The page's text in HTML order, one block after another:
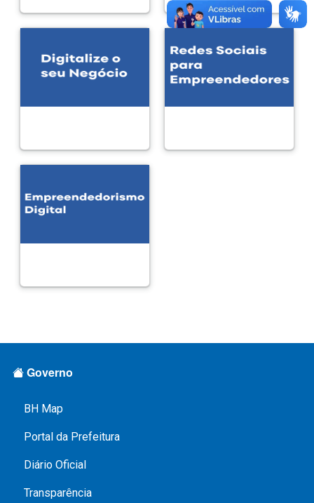
Governo
BH Map
Portal da Prefeitura
Diário Oficial
Transparência